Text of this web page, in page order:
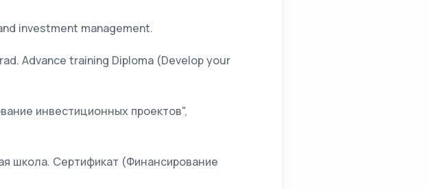
investment management.
Advance training Diploma (Develop your
инвестиционных проектов",
школа. Сертификат (Финансирование